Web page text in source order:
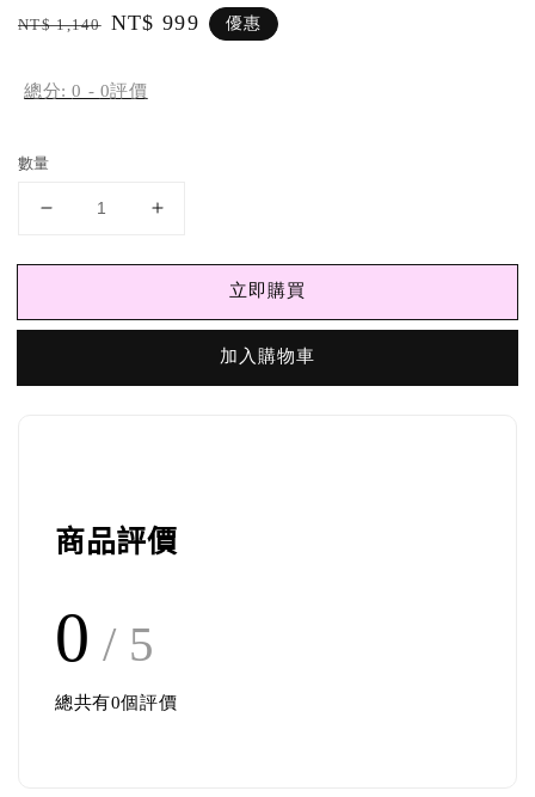
Regular
NT$ 1,140 Sale
NT$ 999 優惠
總分:0 - 0評價
數量
立即購買
加入購物車
商品評價
0 / 5
總共有0個評價